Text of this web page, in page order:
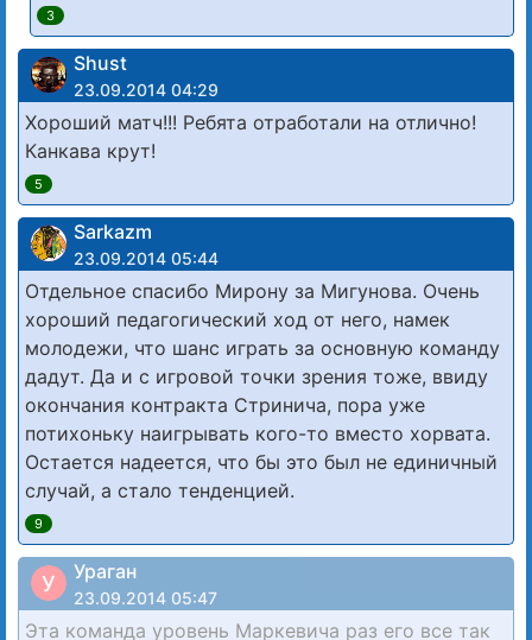
3
Shust
23.09.2014 04:29
Хороший матч!!! Ребята отработали на отлично!
Канкава крут!
5
Sarkazm
23.09.2014 05:44
Отдельное спасибо Мирону за Мигунова. Очень
хороший педагогический ход от него, намек
молодежи, что шанс играть за основную команду
дадут. Да и с игровой точки зрения тоже, ввиду
окончания контракта Стринича, пора уже
потихоньку наигрывать кого-то вместо хорвата.
Остается надеется, что бы это был не единичный
случай, а стало тенденцией.
9
У Ураган
23.09.2014 05:47
Эта команда уровень Маркевича раз его все так